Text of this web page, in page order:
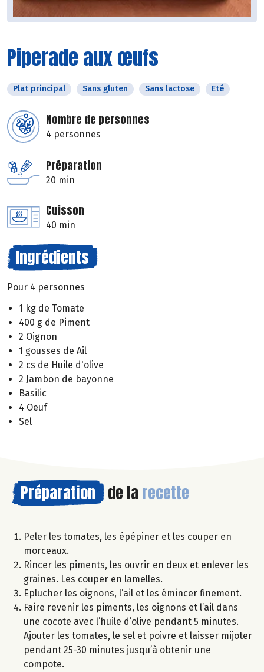
Piperade aux œufs
Plat principal Sans gluten Sans lactose Eté
Nombre de personnes
4 personnes
Préparation
20 min
Cuisson
40 min
Ingrédients
Pour 4 personnes
1 kg de Tomate
400 g de Piment
2 Oignon
1 gousses de Ail
2 cs de Huile d'olive
2 Jambon de bayonne
Basilic
4 Oeuf
Sel
Préparation de la recette
Peler les tomates, les épépiner et les couper en
morceaux.
Rincer les piments, les ouvrir en deux et enlever les
graines. Les couper en lamelles.
Eplucher les oignons, l’ail et les émincer finement.
Faire revenir les piments, les oignons et l’ail dans
une cocote avec l’huile d’olive pendant 5 minutes.
Ajouter les tomates, le sel et poivre et laisser mijoter
pendant 25-30 minutes jusqu’à obtenir une
compote.